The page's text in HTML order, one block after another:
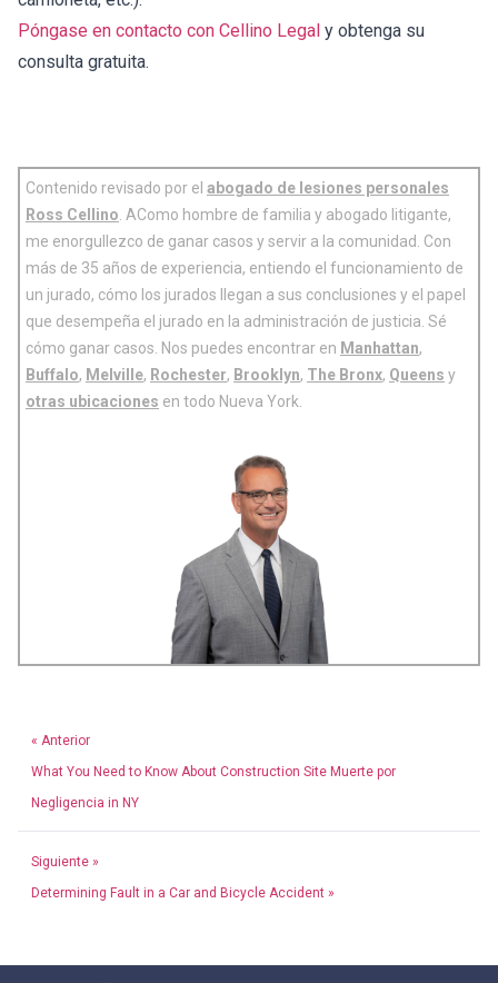
Póngase en contacto con Cellino Legal y obtenga su
consulta gratuita.
Contenido revisado por el abogado de lesiones personales
Ross Cellino . AComo hombre de familia y abogado litigante,
me enorgullezco de ganar casos y servir a la comunidad. Con
más de 35 años de experiencia, entiendo el funcionamiento de
un jurado, cómo los jurados llegan a sus conclusiones y el papel
que desempeña el jurado en la administración de justicia. Sé
cómo ganar casos. Nos puedes encontrar en Manhattan,
Buffalo, Melville, Rochester, Brooklyn, The Bronx, Queens y
otras ubicaciones en todo Nueva York.
« Anterior
What You Need to Know About Construction Site Muerte por
Negligencia in NY
Siguiente »
Determining Fault in a Car and Bicycle Accident »